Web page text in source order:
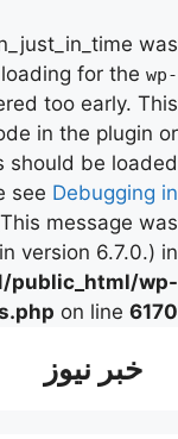
was
for the wp-
too early. This
in the plugin or
should be loaded
see Debugging in
message was
version 6.7.0.) in
public_html/wp-
on line 6170
خبر نیوز